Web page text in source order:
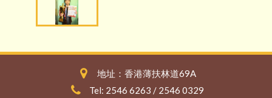
地址：香港薄扶林道69A
Tel: 2546 6263 / 2546 0329